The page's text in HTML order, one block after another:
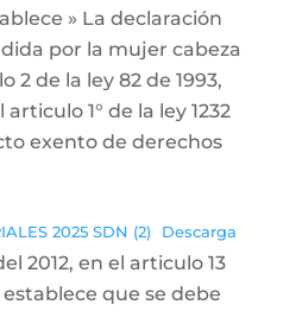
» La declaración
por la mujer cabeza
2 de la ley 82 de 1993,
1° de la ley 1232
exento de derechos
2025 SDN (2) Descarga
2012, en el articulo 13
que se debe